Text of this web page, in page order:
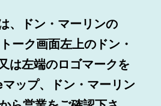
、ドン・マーリンの
ーク画面左上のドン・
は左端のロゴマークを
ップ、ドン・マーリン